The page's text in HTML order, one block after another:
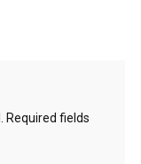
Required fields